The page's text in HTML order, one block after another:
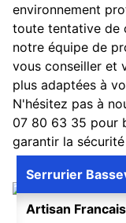
environnement
toute tentative de
notre équipe de
vous conseiller et
plus adaptées à
N'hésitez pas à
07 80 63 35 pour
garantir la
Artisan
Serrurier